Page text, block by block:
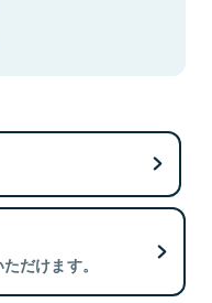
だけます。